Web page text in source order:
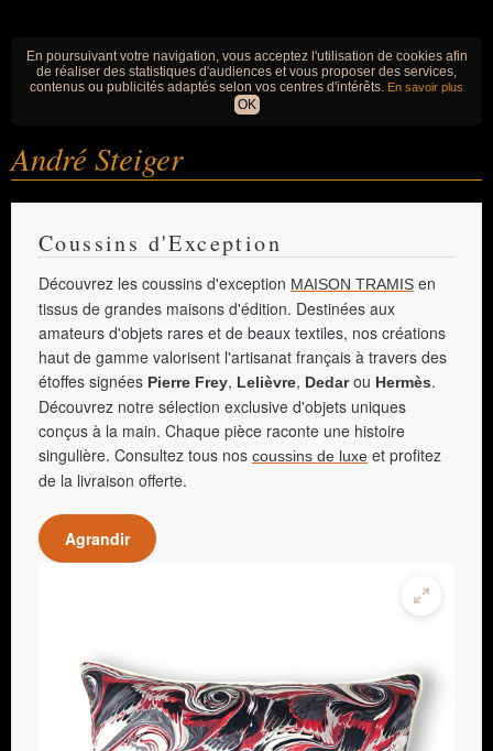
En poursuivant votre navigation, vous acceptez l'utilisation de cookies afin
de réaliser des statistiques d'audiences et vous proposer des services,
contenus ou publicités adaptés selon vos centres d'intérêts. En savoir plus
OK
André Steiger
Coussins d'Exception
Découvrez les coussins d'exception MAISON TRAMIS en
tissus de grandes maisons d'édition. Destinées aux
amateurs d'objets rares et de beaux textiles, nos créations
haut de gamme valorisent l'artisanat français à travers des
étoffes signées Pierre Frey, Lelièvre, Dedarou Hermès.
Découvrez notre sélection exclusive d'objets uniques
conçus à la main. Chaque pièce raconte une histoire
singulière. Consultez tous nos coussins de luxe et profitez
de la livraison offerte.
Agrandir